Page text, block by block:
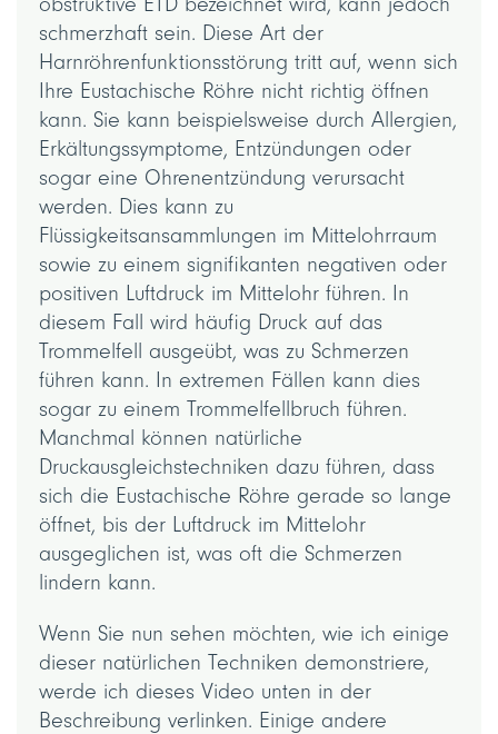
schmerzhaft sein. Diese Art der
Harnröhrenfunktionsstörung tritt auf, wenn sich
Ihre Eustachische Röhre nicht richtig öffnen
kann. Sie kann beispielsweise durch Allergien,
Erkältungssymptome, Entzündungen oder
sogar eine Ohrenentzündung verursacht
werden. Dies kann zu
Flüssigkeitsansammlungen im Mittelohrraum
sowie zu einem signifikanten negativen oder
positiven Luftdruck im Mittelohr führen. In
diesem Fall wird häufig Druck auf das
Trommelfell ausgeübt, was zu Schmerzen
führen kann. In extremen Fällen kann dies
sogar zu einem Trommelfellbruch führen.
Manchmal können natürliche
Druckausgleichstechniken dazu führen, dass
sich die Eustachische Röhre gerade so lange
öffnet, bis der Luftdruck im Mittelohr
ausgeglichen ist, was oft die Schmerzen
lindern kann.
Wenn Sie nun sehen möchten, wie ich einige
dieser natürlichen Techniken demonstriere,
werde ich dieses Video unten in der
Beschreibung verlinken. Einige andere